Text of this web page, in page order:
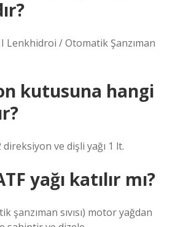
Lenkhidroi / Otomatik Şanzıman
kutusuna hangi
ve dişli yağı 1 lt.
yağı katılır mı?
şanzıman sıvısı) motor yağdan